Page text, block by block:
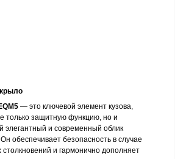
крыло
— это ключевой элемент кузова,
только защитную функцию, но и
элегантный и современный облик
обеспечивает безопасность в случае
столкновений и гармонично дополняет